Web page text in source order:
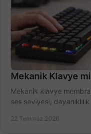
Mekanik Klavye
Mekanik klavye
ses seviyesi,
22 Temmuz 2026